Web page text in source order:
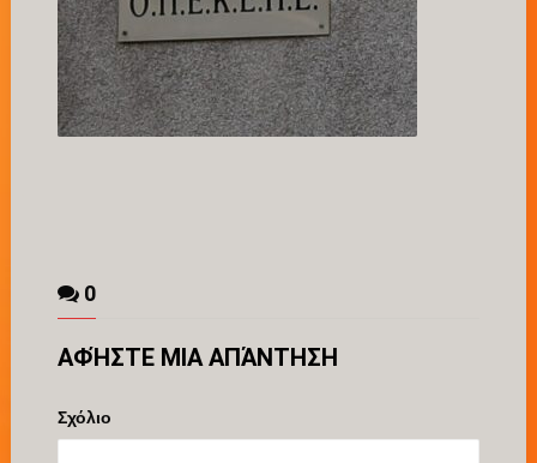
0
ΑΦΉΣΤΕ ΜΙΑ ΑΠΆΝΤΗΣΗ
Σχόλιο